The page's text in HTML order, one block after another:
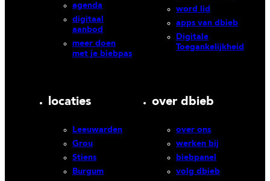
agenda
digitaal
aanbod
meer doen
met je biebpas
word lid
apps van dbieb
Digitale
Toegankelijkheid
locaties
Leeuwarden
Grou
Stiens
Burgum
over dbieb
over ons
werken bij
biebpanel
volg dbieb